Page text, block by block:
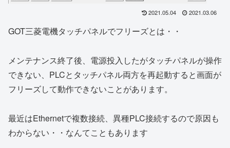
2021.05.04 2021.03.06
GOT三菱電機タッチパネルでフリーズとは・・
メンテナンス終了後、電源投入したがタッチパネルが操作
できない、PLCとタッチパネル両方を再起動すると画面が
フリーズして動作できないことがあります。
最近はEthernetで複数接続、異種PLC接続するので原因も
わからない・・なんてこともあります